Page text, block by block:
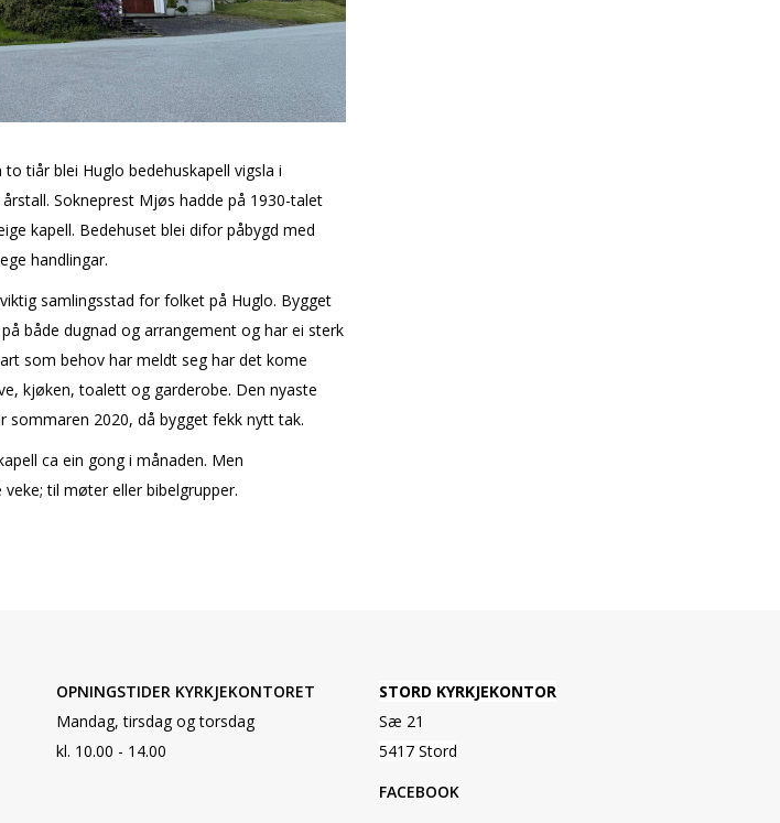
tiår blei Huglo bedehuskapell vigsla i
Sokneprest Mjøs hadde på 1930-talet
kapell. Bedehuset blei difor påbygd med
handlingar.
samlingsstad for folket på Huglo. Bygget
både dugnad og arrangement og har ei sterk
som behov har meldt seg har det kome
kjøken, toalett og garderobe. Den nyaste
sommaren 2020, då bygget fekk nytt tak.
ca ein gong i månaden. Men
til møter eller bibelgrupper.
OPNINGSTIDER KYRKJEKONTORET
Mandag, tirsdag og torsdag
kl. 10.00 - 14.00
STORD KYRKJEKONTOR
Sæ 21
5417 Stord
FACEBOOK